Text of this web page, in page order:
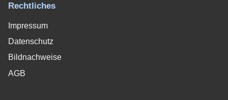
Rechtliches
Impressum
Datenschutz
Bildnachweise
AGB